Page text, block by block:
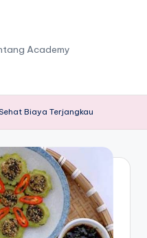
Academy
Biaya Terjangkau